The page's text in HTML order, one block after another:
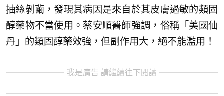
抽絲剝繭，發現其病因是來自於其皮膚過敏的類固
醇藥物不當使用。蔡安順醫師強調，俗稱「美國仙
丹」的類固醇藥效強，但副作用大，絕不能濫用！
我是廣告 請繼續往下閱讀